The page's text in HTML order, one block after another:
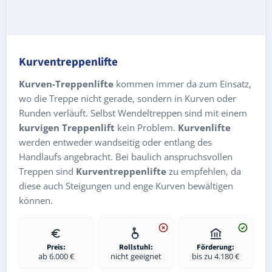
Kurventreppenlifte
Kurven-Treppenlifte kommen immer da zum Einsatz,
wo die Treppe nicht gerade, sondern in Kurven oder
Runden verläuft. Selbst Wendeltreppen sind mit einem
kurvigen Treppenlift kein Problem. Kurvenlifte
werden entweder wandseitig oder entlang des
Handlaufs angebracht. Bei baulich anspruchsvollen
Treppen sind Kurventreppenlifte zu empfehlen, da
diese auch Steigungen und enge Kurven bewältigen
können.
Preis:
ab 6.000 €
Rollstuhl:
nicht geeignet
Förderung:
bis zu 4.180 €